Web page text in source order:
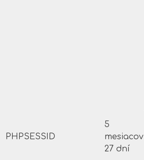
PHPSESSID
5
mesiacov
27 dní